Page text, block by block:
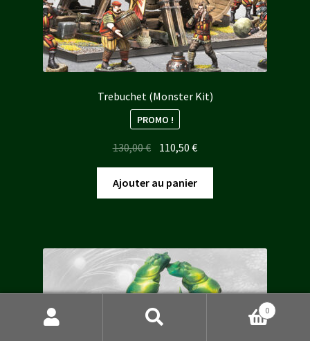
Trebuchet (Monster Kit)
PROMO !
130,00€ Le
prix
initial
était :
110,50€Le
prix
actuel
est :
Ajouter au panier
Recherche
Recherche
0